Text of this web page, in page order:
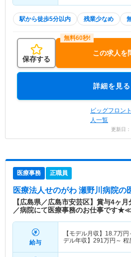
駅から徒歩5分以内 残業少なめ
保存する
この求人を
詳細を見る
ビッグフロン
人一覧
更新日
医療事務 正職員
医療法人せのがわ 瀬野川病院の
【広島県／広島市安芸区】賞与4ヶ
／病院にて医療事務のお仕事です
給与
【モデル月収】 18.7万円
デル年収】 291万円～ 程